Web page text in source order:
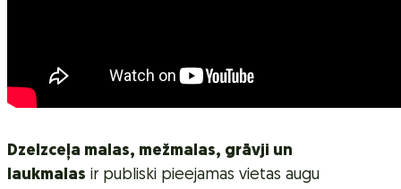
Dzelzceļa malas, mežmalas, grāvji un
laukmalas ir publiski pieejamas vietas augu